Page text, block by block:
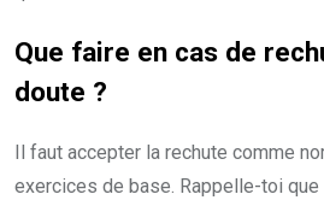
Que faire en cas de
doute ?
Il faut accepter la rechute comme
exercices de base. Rappelle-toi que